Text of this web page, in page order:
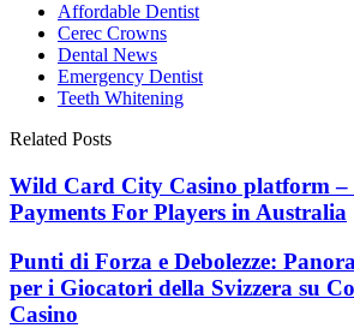
Affordable Dentist
Cerec Crowns
Dental News
Emergency Dentist
Teeth Whitening
Related Posts
Wild Card City Casino platform –
Payments For Players in Australia
Punti di Forza e Debolezze:
per i Giocatori della Svizzera su
Casino